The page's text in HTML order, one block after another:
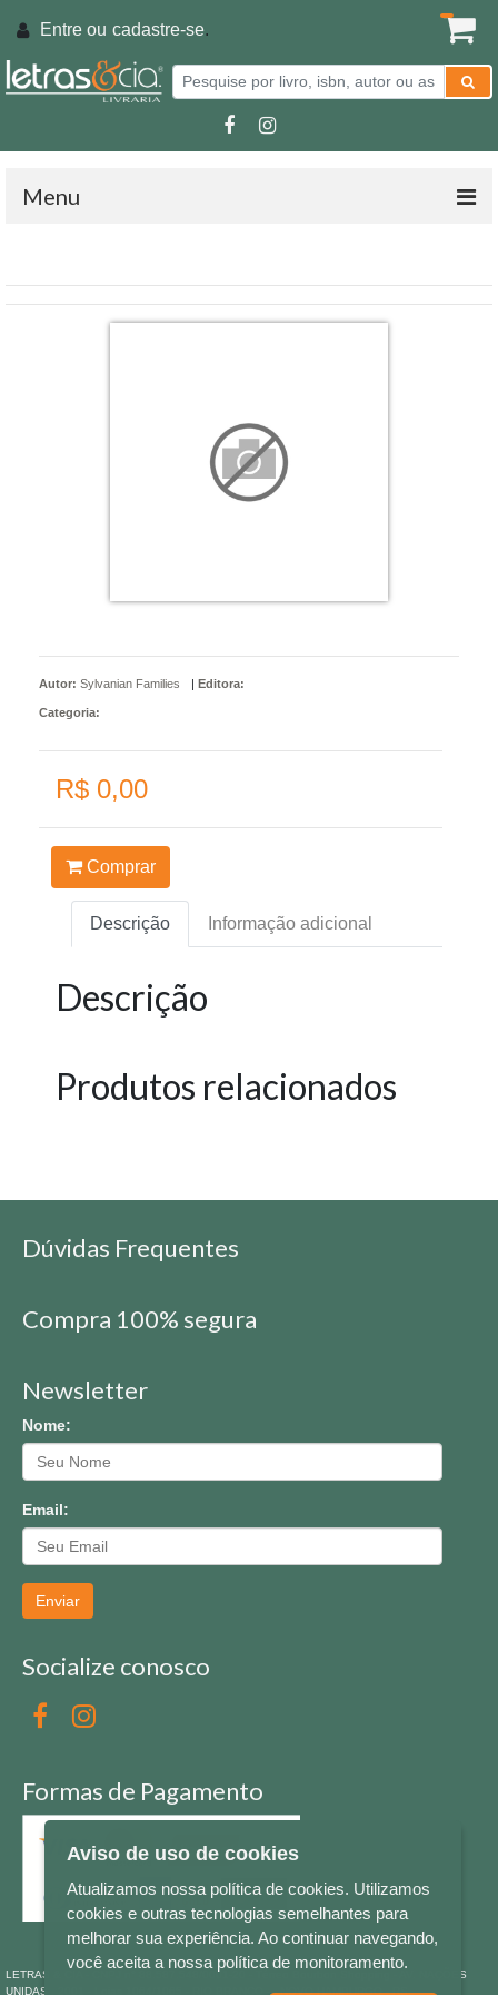
Entre ou cadastre-se.
Menu
Autor: Sylvanian Families | Editora:
Categoria:
R$ 0,00
Comprar
Descrição Informação adicional
Descrição
Produtos relacionados
Dúvidas Frequentes
Compra 100% segura
Newsletter
Nome:
Email:
Enviar
Socialize conosco
Formas de Pagamento
LETRAS & CIA - CNPJ n° 88.587.548/0001-20 - Térreo Bourbon Shopping - AV. NAÇÕES
UNIDAS , 2001 - Lojas 1064/1065 - RIO BRANCO - - NOVO HAMBURGO - RS
Aviso de uso de cookies
Atualizamos nossa política de cookies. Utilizamos
cookies e outras tecnologias semelhantes para
melhorar sua experiência. Ao continuar navegando,
você aceita a nossa política de monitoramento.